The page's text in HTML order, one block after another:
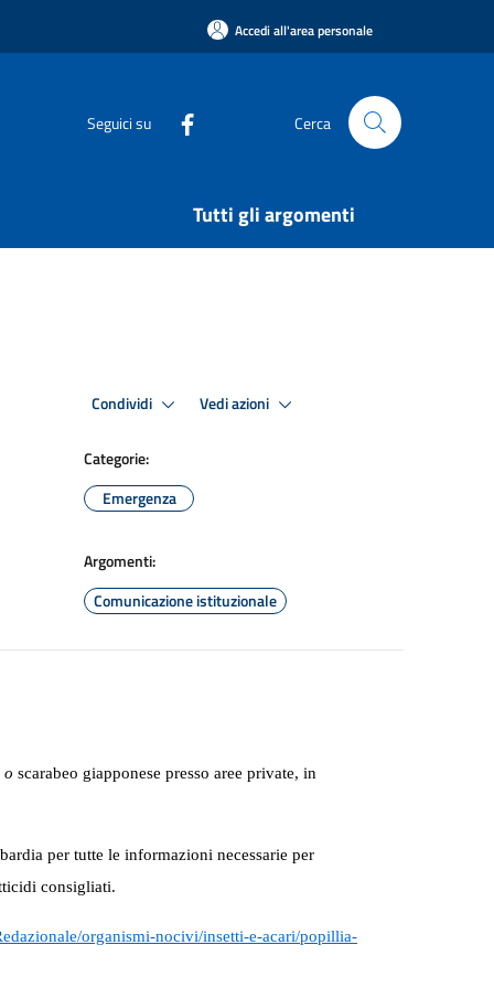
Accedi all'area personale
Seguici su Cerca
Tutti gli argomenti
Condividi Vedi azioni
Categorie:
Emergenza
Argomenti:
Comunicazione istituzionale
o scarabeo giapponese presso aree private, in
per tutte le informazioni necessarie per
consigliati.
organismi-nocivi/insetti-e-acari/popillia-